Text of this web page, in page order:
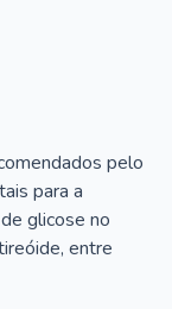
pelo
para a
glicose no
entre